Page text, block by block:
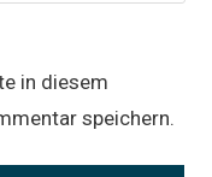
in diesem
speichern.